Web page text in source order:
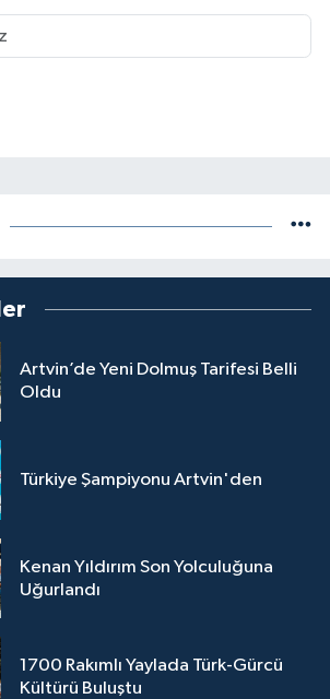
Artvin’de Yeni Dolmuş Tarifesi Belli
Oldu
Türkiye Şampiyonu Artvin'den
Kenan Yıldırım Son Yolculuğuna
Uğurlandı
1700 Rakımlı Yaylada Türk-Gürcü
Kültürü Buluştu